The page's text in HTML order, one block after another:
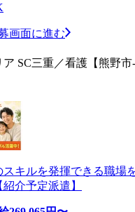
画面に進む
SC三重／看護【熊野市-
スキルを発揮できる職場
介予定派遣】